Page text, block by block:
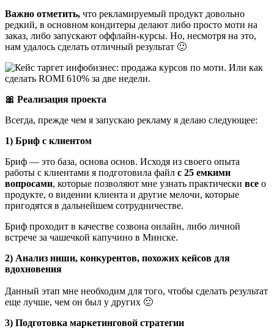
Важно отметить, что рекламируемый продукт довольно
редкий, в основном кондитеры делают либо просто моти на
заказ, либо запускают оффлайн-курсы. Но, несмотря на это,
нам удалось сделать отличный результат 🙂
🎀 Реализация проекта
Всегда, прежде чем я запускаю рекламу я делаю следующее:
1) Бриф с клиентом
Бриф — это база, основа основ. Исходя из своего опыта
работы с клиентами я подготовила файл с 25 емкими
вопросами, которые позволяют мне узнать практически все о
продукте, о видении клиента и другие мелочи, которые
пригодятся в дальнейшем сотрудничестве.
Бриф проходит в качестве созвона онлайн, либо личной
встрече за чашечкой капучино в Минске.
2) Анализ ниши, конкурентов, похожих кейсов для
вдохновения
Данный этап мне необходим для того, чтобы сделать результат
еще лучше, чем он был у других 🙂
3) Подготовка маркетинговой стратегии